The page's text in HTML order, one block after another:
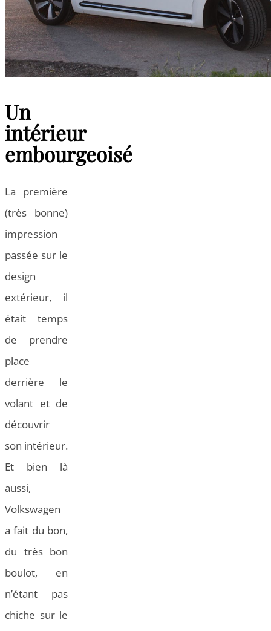
Un
intérieur
embourgeoisé
La première
(très bonne)
impression
passée sur le
design
extérieur, il
était temps
de prendre
place
derrière le
volant et de
découvrir
son intérieur.
Et bien là
aussi,
Volkswagen
a fait du bon,
du très bon
boulot, en
n’étant pas
chiche sur le